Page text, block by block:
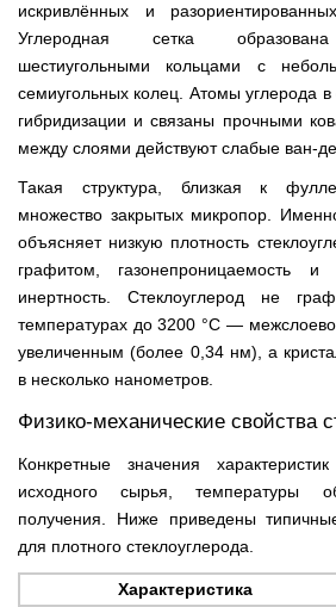
искривлённых и
Углеродная сетка
шестиугольными кольцами с
семиугольных колец. Атомы углерода в
гибридизации и связаны прочными
между слоями действуют слабые ван-
Такая структура, близкая к
множество закрытых микропор.
объясняет низкую плотность
графитом, газонепроницаемость и
инертность. Стеклоуглерод не
температурах до 3200 °С —
увеличенным (более 0,34 нм), а
в несколько нанометров.
Физико-механические свойства
Конкретные значения
исходного сырья, температуры
получения. Ниже приведены
для плотного стеклоуглерода.
Характеристика